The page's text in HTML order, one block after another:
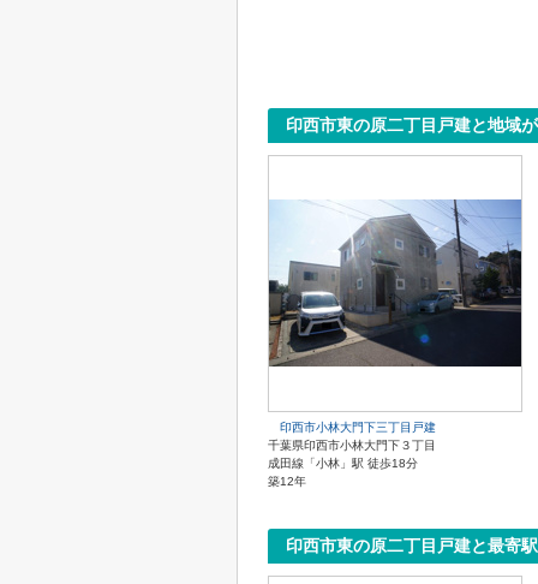
印西市東の原二丁目戸建と地域
印西市小林大門下三丁目戸建
千葉県印西市小林大門下３丁目
成田線「小林」駅 徒歩18分
築12年
印西市東の原二丁目戸建と最寄